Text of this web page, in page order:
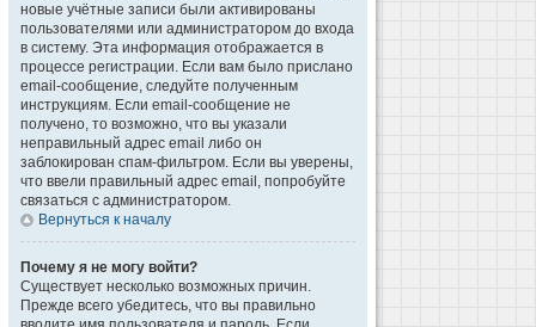
новые учётные записи были активированы
пользователями или администратором до входа
в систему. Эта информация отображается в
процессе регистрации. Если вам было прислано
email-сообщение, следуйте полученным
инструкциям. Если email-сообщение не
получено, то возможно, что вы указали
неправильный адрес email либо он
заблокирован спам-фильтром. Если вы уверены,
что ввели правильный адрес email, попробуйте
связаться с администратором.
Вернуться к началу
Почему я не могу войти?
Существует несколько возможных причин.
Прежде всего убедитесь, что вы правильно